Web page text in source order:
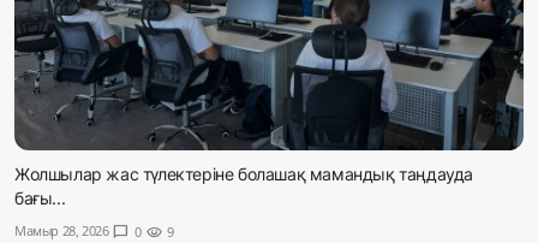
Жолшылар жас түлектеріне болашақ мамандық таңдауда
бағы...
Мамыр 28, 2026 chat_bubble 0 visibility 9